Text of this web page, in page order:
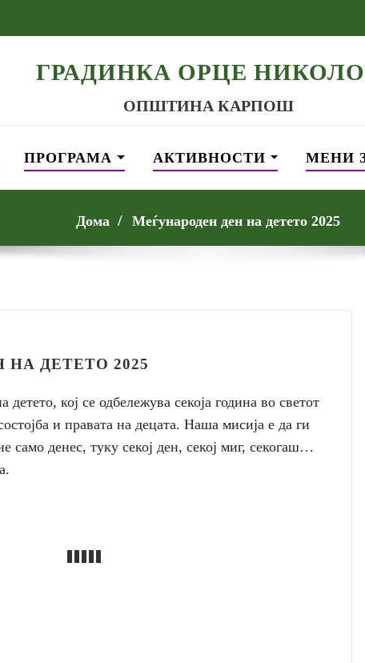
ГРАДИНКА ОРЦЕ
ОПШТИНА КАРПОШ
ПРОГРАМА АКТИВНОСТИ МЕНИ
Дома Меѓународен ден на детето 2025
ДЕТЕТО 2025
детето, кој се одбележува секоја година во светот
и правата на децата. Наша мисија е да ги
само денес, туку секој ден, секој миг, секогаш…